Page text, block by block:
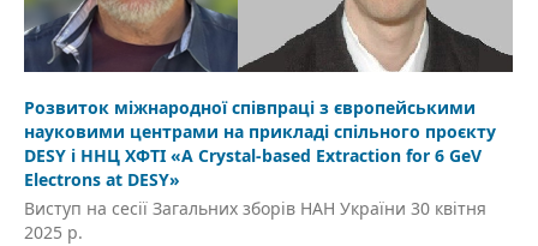
Розвиток міжнародної співпраці з європейськими
науковими центрами на прикладі спільного проєкту
DESY і ННЦ ХФТІ «A Crystal-based Extraction for 6 GeV
Electrons at DESY»
Виступ на сесії Загальних зборів НАН України 30 квітня
2025 р.